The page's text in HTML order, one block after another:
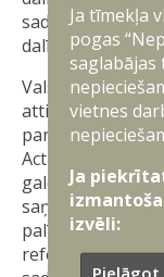
sadarbības
dalībvalsti
Valstis, kurām
attiecības ar
partnerattiecību
Action Plan,
galotņu
saņemt
palīdzību
reformēšanai,
Ja tīmekļa
pogas
saglabājas
vietnes
Ja
izvēli:
Pielāgot